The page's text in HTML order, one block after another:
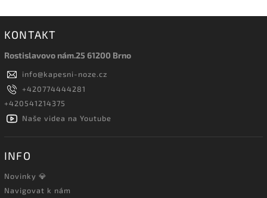
KONTAKT
Rostislavovo nám.25 61200 Brno
info@kapesni-noze.cz
+420774444281
+420541214375
Naše videa na Youtube
INFO
Novinky 💎
Navigovat k nám